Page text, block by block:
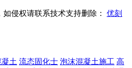
侵权请联系技术支持删除： 优刻
土 流态固化士 泡沫混凝土施工 高